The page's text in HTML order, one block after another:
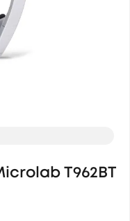
T962BT